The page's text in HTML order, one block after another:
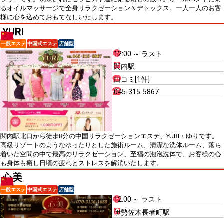
るオイルマッサージで全身リラクゼーション＆デトックス。一人一人のお客
様に心を込めておもてなしいたします。
YURI
一般エステ 中国式エステ 店舗型
12:00 ～ ラスト
関内駅
口コミ[1件]
045-315-5867
関内駅北口から徒歩8分の中国リラクゼーションエステ、YURI・ゆりです。
高級リゾートのようなゆったりとした施術ルーム、清潔な洗体ルーム、落ち
着いた空間の中で最高のリラクゼーション、至福の泡泡洗体で、お客様の心
も身体も癒し日頃の疲れとストレスを解消いたします。
心美
一般エステ 中国式エステ 店舗型
12:00 ～ ラスト
伊勢佐木長者町駅